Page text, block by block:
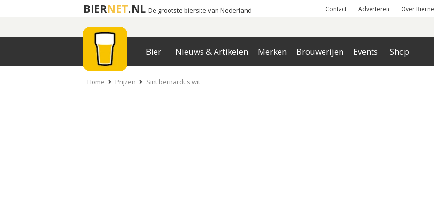
BIERNET.NL De grootste biersite van Nederland Contact Adverteren Over
Bier Nieuws & Artikelen Merken Brouwerijen Events Shop
Home Prijzen Sint bernardus wit